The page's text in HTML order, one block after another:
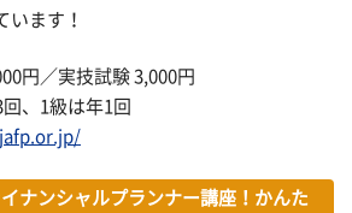
います！
円／実技試験 3,000円
、1級は年1回
ナンシャルプランナー講座！かんた